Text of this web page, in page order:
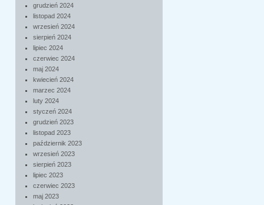
grudzień 2024
listopad 2024
wrzesień 2024
sierpień 2024
lipiec 2024
czerwiec 2024
maj 2024
kwiecień 2024
marzec 2024
luty 2024
styczeń 2024
grudzień 2023
listopad 2023
październik 2023
wrzesień 2023
sierpień 2023
lipiec 2023
czerwiec 2023
maj 2023